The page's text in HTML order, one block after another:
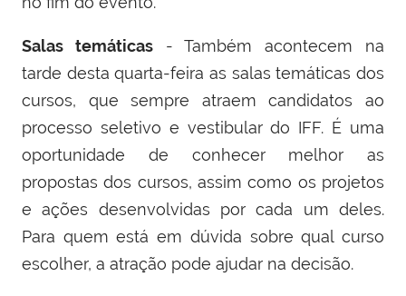
Salas temáticas- Também acontecem na
tarde desta quarta-feira as salas temáticas dos
cursos, que sempre atraem candidatos ao
processo seletivo e vestibular do IFF. É uma
oportunidade de conhecer melhor as
propostas dos cursos, assim como os projetos
e ações desenvolvidas por cada um deles.
Para quem está em dúvida sobre qual curso
escolher, a atração pode ajudar na decisão.